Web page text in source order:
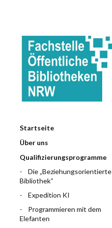
Startseite
Über uns
Qualifizierungsprogramme
Die „Beziehungsorientierte
Bibliothek“
Expedition KI
Programmieren mit dem
Elefanten